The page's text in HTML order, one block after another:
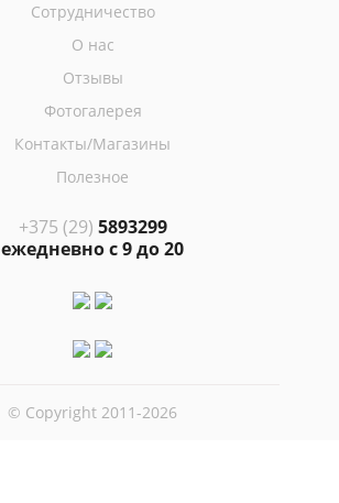
Сотрудничество
О нас
Отзывы
Фотогалерея
Контакты/Магазины
Полезное
+375 (29) 5893299
ежедневно с 9 до 20
© Copyright 2011-2026